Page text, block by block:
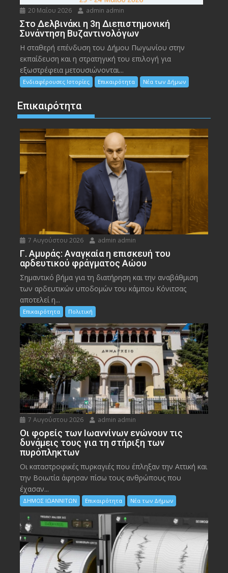
20 Μαΐου 2026 admin admin
Στο Δελβινάκι η 3η Διεπιστημονική
Συνάντηση Βυζαντινολόγων
Η σταθερή επένδυση του Δήμου Πωγωνίου στην
εκπαίδευση και η στρατηγική του επιλογή για
εξωστρέφεια μετουσιώνονται...
Ενδιαφέρουσες Ιστορίες Επικαιρότητα Νέα των Δήμων
Επικαιρότητα
7 Αυγούστου 2026 admin admin
Γ. Αμυράς: Αναγκαία η επισκευή του
αρδευτικού φράγματος Αώου
Σημαντικό βήμα για τη διατήρηση και την αναβάθμιση
των αρδευτικών υποδομών του κάμπου Κόνιτσας
αποτελεί η...
Επικαιρότητα Πολιτική
7 Αυγούστου 2026 admin admin
Οι φορείς των Ιωαννίνων ενώνουν τις
δυνάμεις τους για τη στήριξη των
πυρόπληκτων
Οι καταστροφικές πυρκαγιές που έπληξαν την Αττική και
την Bοιωτία άφησαν πίσω τους ανθρώπους που
έχασαν...
ΔΗΜΟΣ ΙΩΑΝΝΙΤΩΝ Επικαιρότητα Νέα των Δήμων